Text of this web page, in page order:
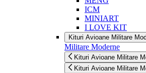
ICM
MINIART
I LOVE KIT
Kituri Avioane Militare
Militare Moderne
Kituri Avioane Militare
Kituri Avioane Militare